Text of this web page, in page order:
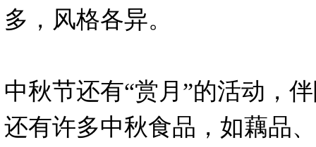
多，风格各异。
中秋节还有“赏月”的活动，
还有许多中秋食品，如藕品